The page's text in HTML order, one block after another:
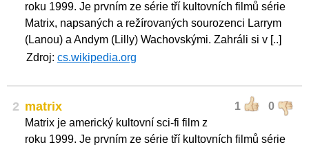
roku 1999. Je prvním ze série tří kultovních filmů série
Matrix, napsaných a režírovaných sourozenci Larrym
(Lanou) a Andym (Lilly) Wachovskými. Zahráli si v [..]
Zdroj: cs.wikipedia.org
2 1 0
matrix
Matrix je americký kultovní sci-fi film z
roku 1999. Je prvním ze série tří kultovních filmů série